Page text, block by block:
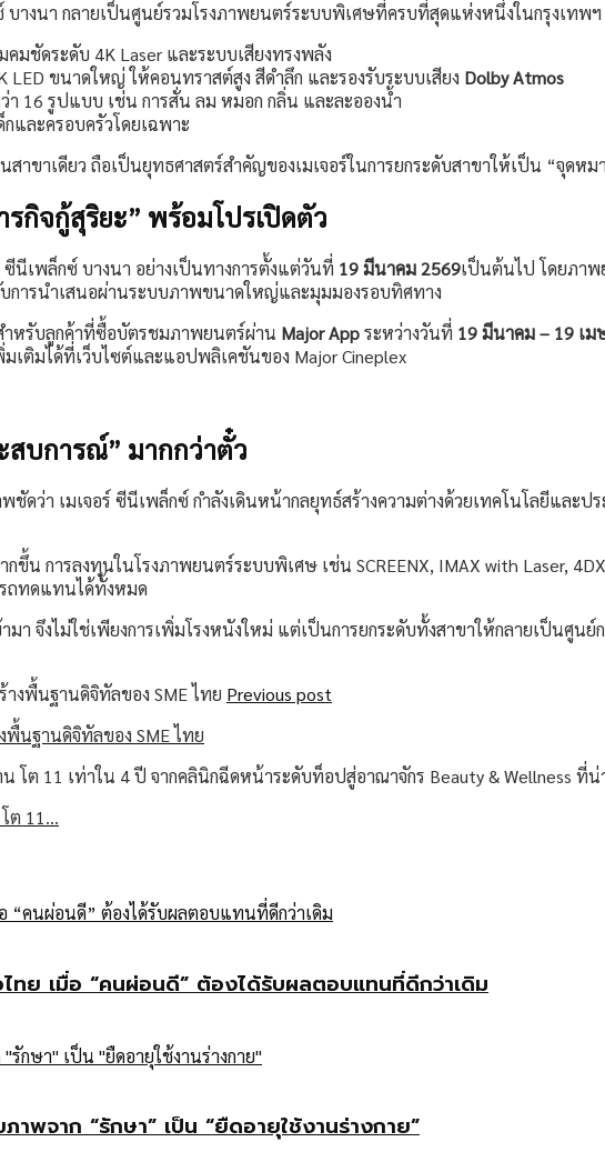
บางนา กลายเป็นศูนย์รวมโรงภาพยนตร์ระบบพิเศษที่ครบที่สุดแห่งหนึ่งในกรุงเทพ
มชัดระดับ 4K Laser และระบบเสียงทรงพลัง
LED ขนาดใหญ่ ให้คอนทราสต์สูง สีดำลึก และรองรับระบบเสียง Dolby Atmos
16 รูปแบบ เช่น การสั่น ลม หมอก กลิ่น และละอองน้ำ
และครอบครัวโดยเฉพาะ
สาขาเดียว ถือเป็นยุทธศาสตร์สำคัญของเมเจอร์ในการยกระดับสาขาให้เป็น “จุด
กิจกู้สุริยะ” พร้อมโปรเปิดตัว
ซีนีเพล็กซ์ บางนา อย่างเป็นทางการตั้งแต่วันที่ 19 มีนาคม 2569เป็นต้นไป โดยภาพ
ารนำเสนอผ่านระบบภาพขนาดใหญ่และมุมมองรอบทิศทาง
หรับลูกค้าที่ซื้อบัตรชมภาพยนตร์ผ่าน Major Appระหว่างวันที่ 19 มีนาคม – 19 เ
เติมได้ที่เว็บไซต์และแอปพลิเคชันของ Major Cineplex
สบการณ์” มากกว่าตั๋ว
พชัดว่า เมเจอร์ ซีนีเพล็กซ์ กำลังเดินหน้ากลยุทธ์สร้างความต่างด้วยเทคโนโลยีแล
น การลงทุนในโรงภาพยนตร์ระบบพิเศษ เช่น SCREENX, IMAX with Laser,
ถทดแทนได้ทั้งหมด
มา จึงไม่ใช่เพียงการเพิ่มโรงหนังใหม่ แต่เป็นการยกระดับทั้งสาขาให้กลายเป็นศูน
Previous post
พื้นฐานดิจิทัลของ SME ไทย
โต 11…
ทย เมื่อ “คนผ่อนดี” ต้องได้รับผลตอบแทนที่ดีกว่าเดิม
พจาก “รักษา” เป็น “ยืดอายุใช้งานร่างกาย”